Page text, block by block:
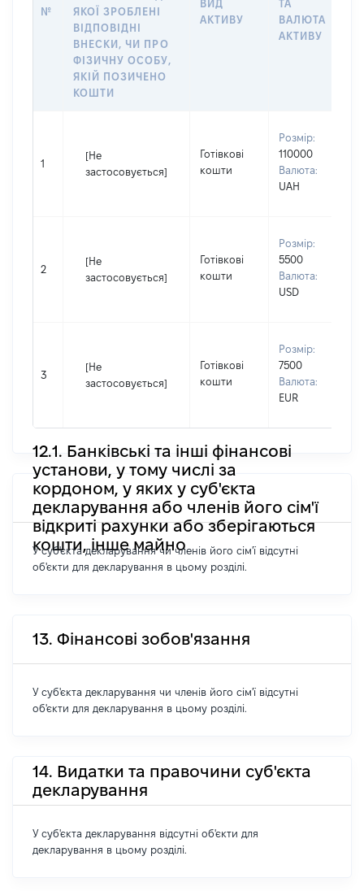
№
ЯКОЇ ЗРОБЛЕНІ
ВІДПОВІДНІ
ВНЕСКИ, ЧИ ПРО
ФІЗИЧНУ ОСОБУ,
ЯКІЙ ПОЗИЧЕНО
КОШТИ
ВИД
АКТИВУ
ТА
ВАЛЮТА
АКТИВУ
1
[Не
застосовується]
Готівкові
кошти
Розмір:
110000
Валюта:
UAH
2
[Не
застосовується]
Готівкові
кошти
Розмір:
5500
Валюта:
USD
3
[Не
застосовується]
Готівкові
кошти
Розмір:
7500
Валюта:
EUR
12.1. Банківські та інші фінансові
установи, у тому числі за
кордоном, у яких у суб'єкта
декларування або членів його сім'ї
відкриті рахунки або зберігаються
кошти, інше майно
У суб'єкта декларування чи членів його сім'ї відсутні
об'єкти для декларування в цьому розділі.
13. Фінансові зобов'язання
У суб'єкта декларування чи членів його сім'ї відсутні
об'єкти для декларування в цьому розділі.
14. Видатки та правочини суб'єкта
декларування
У суб'єкта декларування відсутні об'єкти для
декларування в цьому розділі.